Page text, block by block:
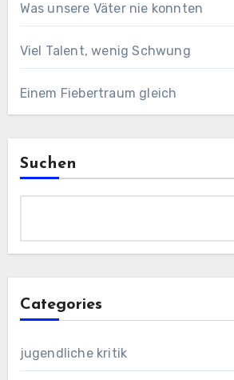
Was unsere Väter nie konnten
Viel Talent, wenig Schwung
Einem Fiebertraum gleich
Suchen
Categories
jugendliche kritik